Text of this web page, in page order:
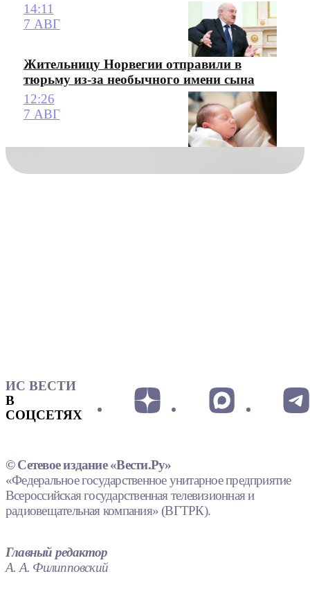
14:11
7 АВГ
Жительницу Норвегии отправили в
тюрьму из-за необычного имени сына
12:26
7 АВГ
ИС ВЕСТИ
В
СОЦСЕТЯХ
© Сетевое издание «Вести.Ру»
«Федеральное государственное унитарное предприятие
Всероссийская государственная телевизионная и
радиовещательная компания» (ВГТРК).
Главный редактор
А. А. Филипповский